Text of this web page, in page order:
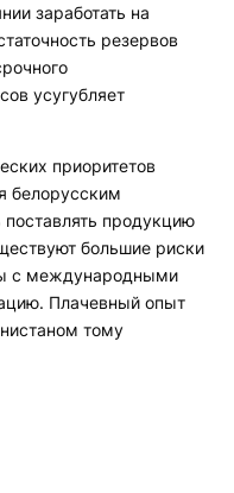
заработать на
резервов
усугубляет
приоритетов
белорусским
продукцию
большие риски
с международными
Плачевный опыт
тому